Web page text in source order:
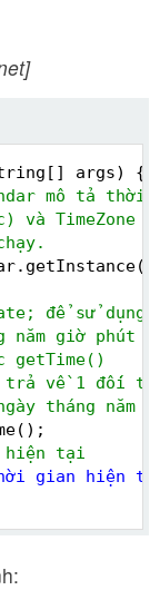
args) {
mô tả thời
và TimeZone
để sử dụng
giờ phút
getTime()
trả về 1 đối
tháng năm
tại
gian hiện